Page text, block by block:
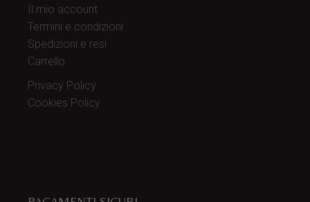
Il mio account
Termini e condizioni
Spedizioni e resi
Carrello
Privacy Policy
Cookies Policy